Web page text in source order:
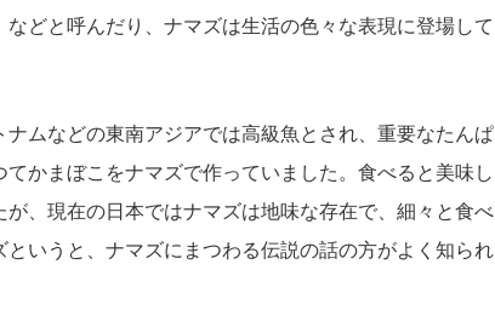
どと呼んだり、ナマズは生活の色々な表現に登場して
ナムなどの東南アジアでは高級魚とされ、重要なたんぱ
てかまぼこをナマズで作っていました。食べると美味し
、現在の日本ではナマズは地味な存在で、細々と食べ
いうと、ナマズにまつわる伝説の話の方がよく知られ